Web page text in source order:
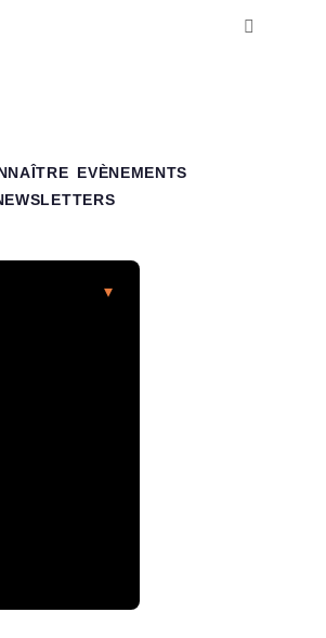
EVÈNEMENTS